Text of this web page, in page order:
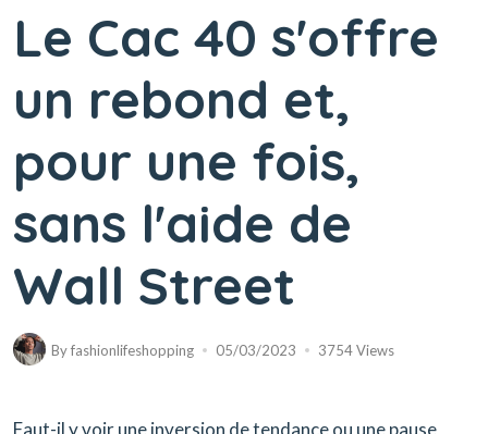
Le Cac 40 s'offre
un rebond et,
pour une fois,
sans l'aide de
Wall Street
Byfashionlifeshopping 05/03/2023 3754 Views
Faut-il y voir une inversion de tendance ou une pause